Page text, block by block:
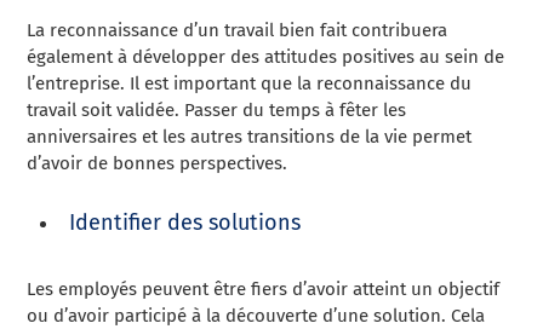
La reconnaissance d’un travail bien fait contribuera
également à développer des attitudes positives au sein de
l’entreprise. Il est important que la reconnaissance du
travail soit validée. Passer du temps à fêter les
anniversaires et les autres transitions de la vie permet
d’avoir de bonnes perspectives.
Identifier des solutions
Les employés peuvent être fiers d’avoir atteint un objectif
ou d’avoir participé à la découverte d’une solution. Cela